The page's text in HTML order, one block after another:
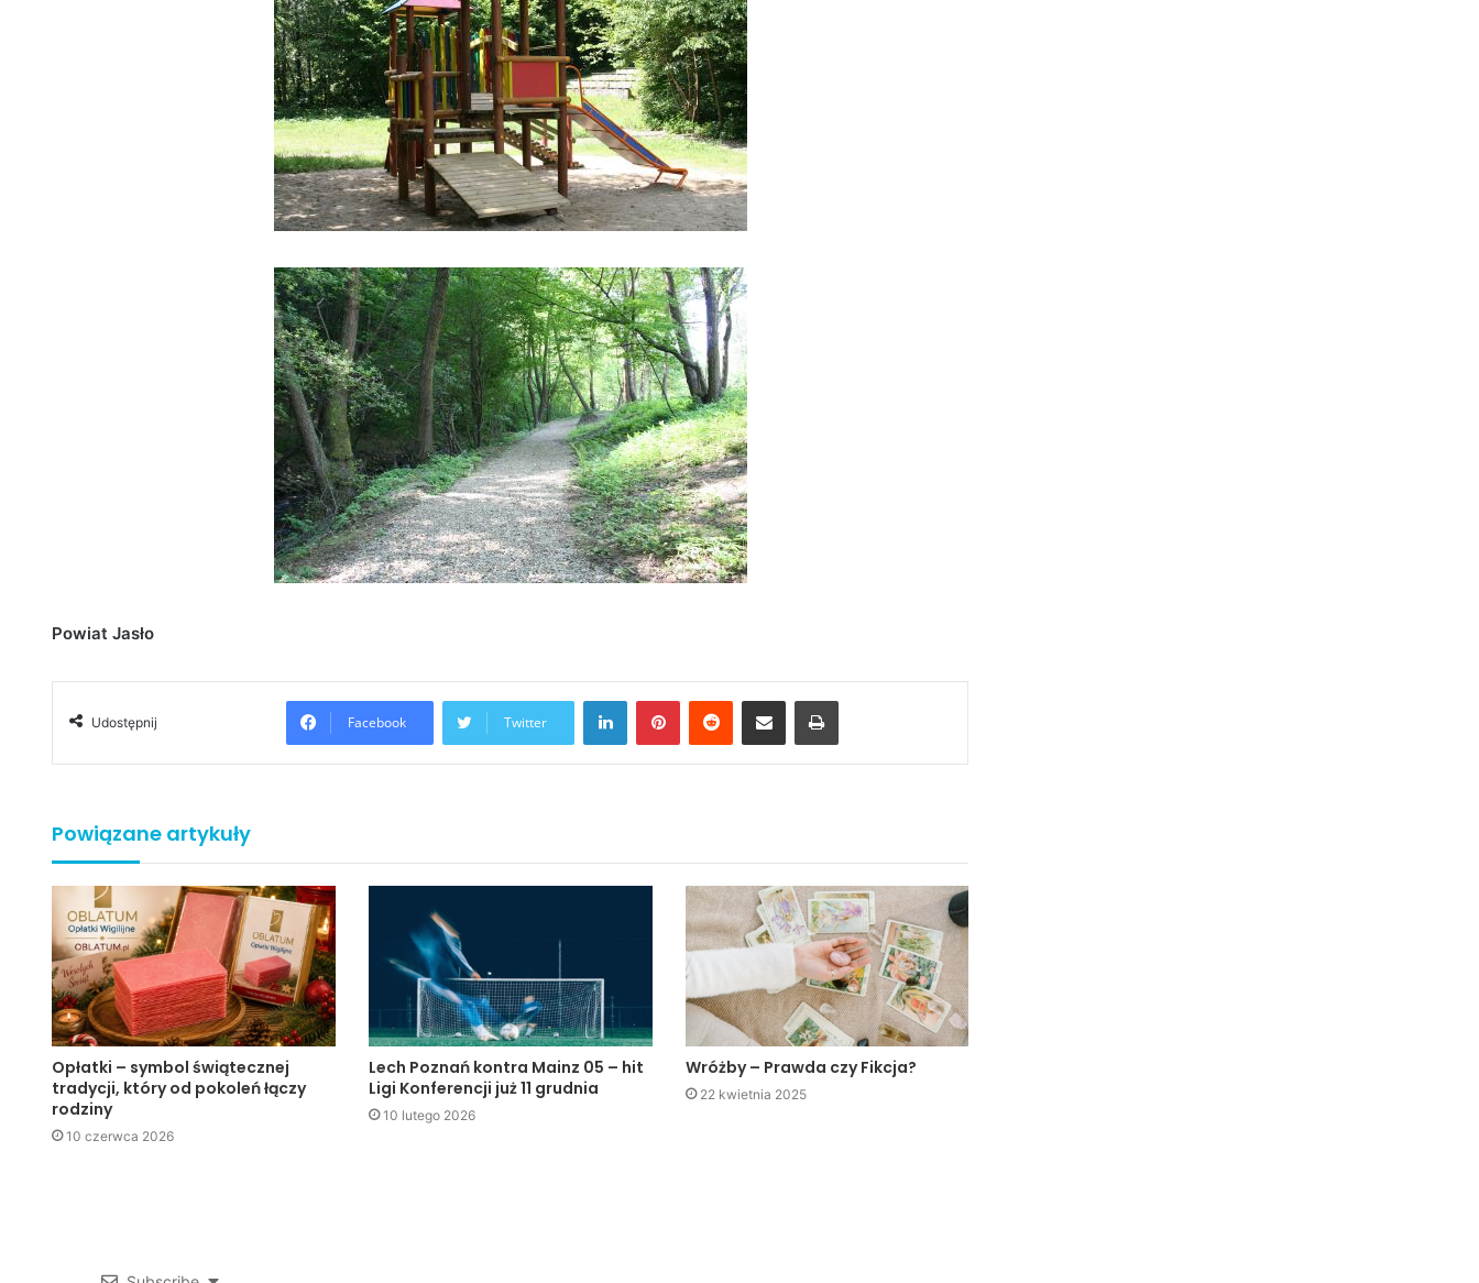
Powiat Jasło
Udostępnij Facebook Twitter
LinkedIn
Powiązane artykuły
Opłatki – symbol świątecznej
tradycji, który od pokoleń łączy
rodziny
10 czerwca 2026
Lech Poznań kontra Mainz 05 – hit
Ligi Konferencji już 11 grudnia
10 lutego 2026
Wróżby – Prawda czy Fikcja?
22 kwietnia 2025